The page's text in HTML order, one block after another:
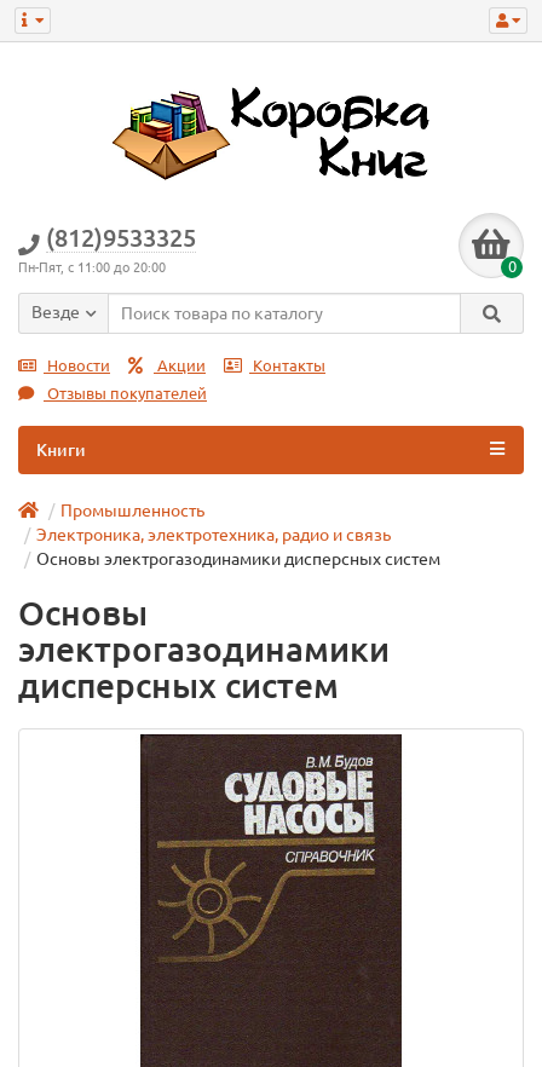
(812)9533325
Пн-Пят, с 11:00 до 20:00 0
Везде
Новости Акции
Контакты
Отзывы покупателей
Книги
Промышленность
Электроника, электротехника, радио и связь
Основы электрогазодинамики дисперсных систем
Основы
электрогазодинамики
дисперсных систем